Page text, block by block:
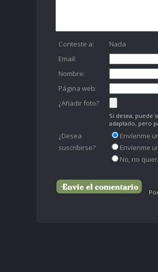
Conteste a:
Nada
Email:
Nombre:
Página web:
¿Añadir foto?
Si desea, puede
adaptado, pero
¿Desea
suscribirse?
Envíenme
Envíenme
No, no
Por